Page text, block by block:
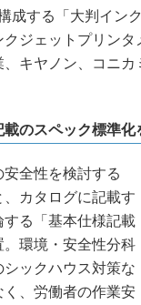
成する「大判イン
ジェットプリン
キヤノン、コニ
のスペック標準化
全性を検討する
、カタログに記載す
る「基本仕様記載
環境・安全性分科
ックハウス対策な
、労働者の作業安